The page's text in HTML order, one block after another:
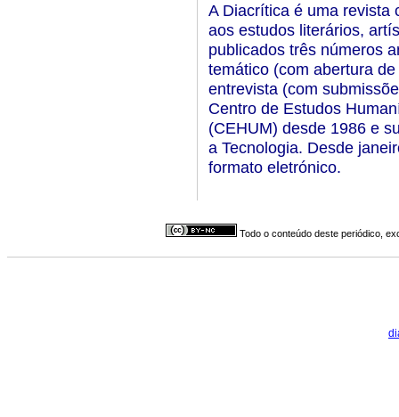
A Diacrítica é uma revista
aos estudos literários,
publicados três números
temático (com abertura
entrevista (com
Centro de Estudos
(CEHUM) desde 1986 e
a Tecnologia. Desde
formato eletrónico.
Todo o conteúdo deste periódico,